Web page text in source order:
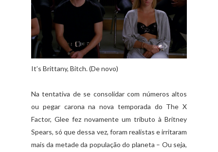
It’s Brittany, Bitch. (De novo)
Na tentativa de se consolidar com números altos
ou pegar carona na nova temporada do The X
Factor, Glee fez novamente um tributo à Britney
Spears, só que dessa vez, foram realistas e irritaram
mais da metade da população do planeta – Ou seja,